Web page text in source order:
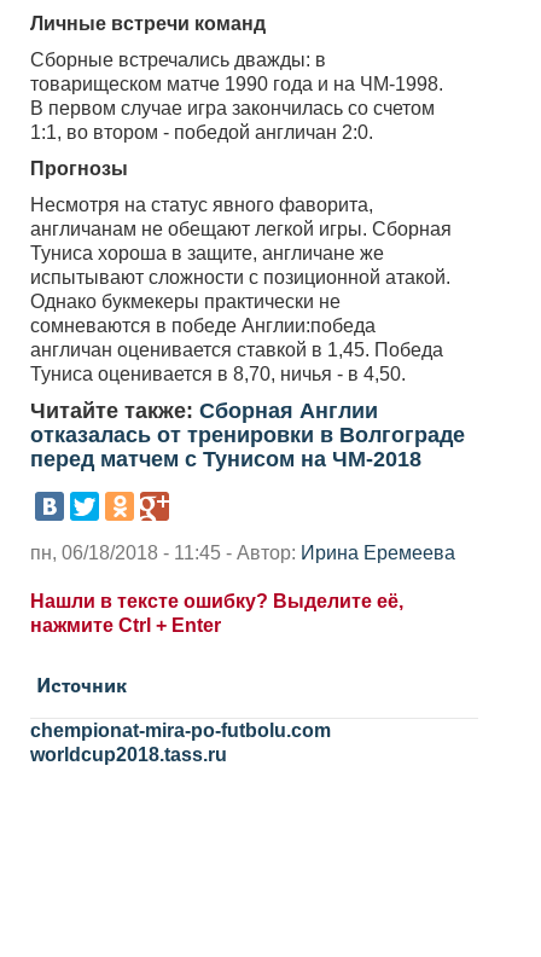
Личные встречи команд
Сборные встречались дважды: в
товарищеском матче 1990 года и на ЧМ-1998.
В первом случае игра закончилась со счетом
1:1, во втором - победой англичан 2:0.
Прогнозы
Несмотря на статус явного фаворита,
англичанам не обещают легкой игры. Сборная
Туниса хороша в защите, англичане же
испытывают сложности с позиционной атакой.
Однако букмекеры практически не
сомневаются в победе Англии:победа
англичан оценивается ставкой в 1,45. Победа
Туниса оценивается в 8,70, ничья - в 4,50.
Читайте также: Сборная Англии
отказалась от тренировки в Волгограде
перед матчем с Тунисом на ЧМ-2018
пн, 06/18/2018 - 11:45 - Автор: Ирина Еремеева
Нашли в тексте ошибку? Выделите её,
нажмите Ctrl + Enter
Источник
chempionat-mira-po-futbolu.com
worldcup2018.tass.ru